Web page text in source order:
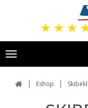
★ ★ ★
Toggle
navigation
Eshop